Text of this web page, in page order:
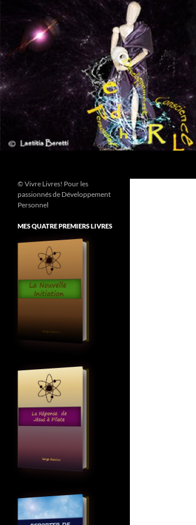
contenu
© Vivre Livres! Pour les
passionnés de Développement
Personnel
MES QUATRE PREMIERS LIVRES